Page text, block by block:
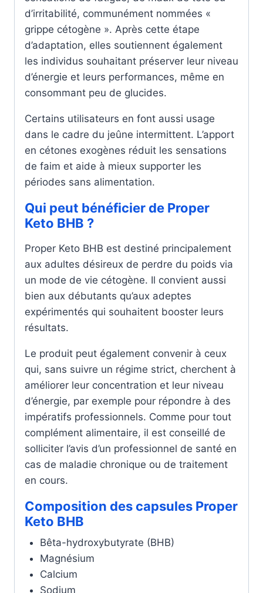
d’irritabilité, communément nommées «
grippe cétogène ». Après cette étape
d’adaptation, elles soutiennent également
les individus souhaitant préserver leur niveau
d’énergie et leurs performances, même en
consommant peu de glucides.
Certains utilisateurs en font aussi usage
dans le cadre du jeûne intermittent. L’apport
en cétones exogènes réduit les sensations
de faim et aide à mieux supporter les
périodes sans alimentation.
Qui peut bénéficier de Proper
Keto BHB ?
Proper Keto BHB est destiné principalement
aux adultes désireux de perdre du poids via
un mode de vie cétogène. Il convient aussi
bien aux débutants qu’aux adeptes
expérimentés qui souhaitent booster leurs
résultats.
Le produit peut également convenir à ceux
qui, sans suivre un régime strict, cherchent à
améliorer leur concentration et leur niveau
d’énergie, par exemple pour répondre à des
impératifs professionnels. Comme pour tout
complément alimentaire, il est conseillé de
solliciter l’avis d’un professionnel de santé en
cas de maladie chronique ou de traitement
en cours.
Composition des capsules Proper
Keto BHB
Bêta-hydroxybutyrate (BHB)
Magnésium
Calcium
Sodium